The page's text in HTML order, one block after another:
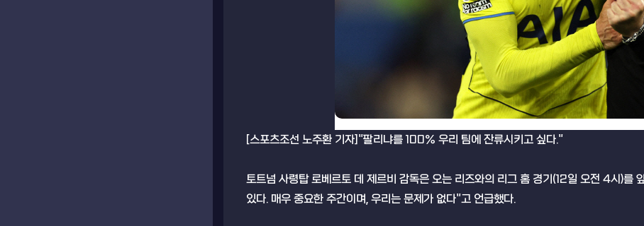
[스포츠조선 노주환 기자]"팔리냐를 100% 우리 팀에 잔류시키고 싶다."
토트넘 사령탑 로베르토 데 제르비 감독은 오는 리즈와의 리그 홈 경기(12일 오전 4시)를
있다. 매우 중요한 주간이며, 우리는 문제가 없다"고 언급했다.